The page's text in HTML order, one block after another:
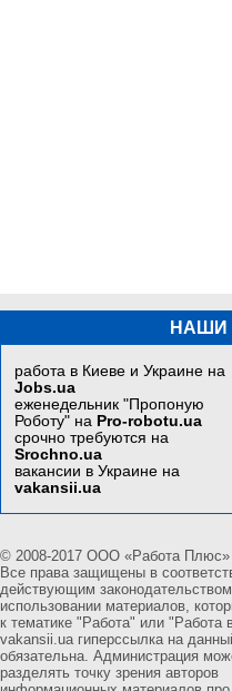
НАШИ
работа в Киеве и Украине на
Jobs.ua
еженедельник "Пропоную
Роботу" на Pro-robotu.ua
срочно требуются на
Srochno.ua
вакансии в Украине на
vakansii.ua
© 2008-2017 ООО «Работа Плюс»
Все права защищены в
действующим
использовании материалов,
к тематике "Работа" или "Работа
vakansii.ua гиперссылка на
обязательна. Администрация
разделять точку зрения авторов